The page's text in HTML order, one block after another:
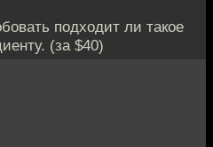
подходит ли такое
(за $40)